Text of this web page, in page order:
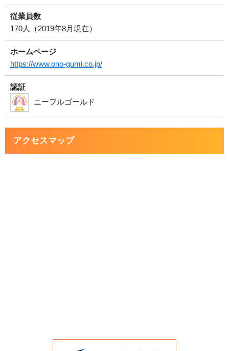
従業員数
170人（2019年8月現在）
ホームページ
https://www.ono-gumi.co.jp/
認証
ニーフルゴールド
アクセスマップ